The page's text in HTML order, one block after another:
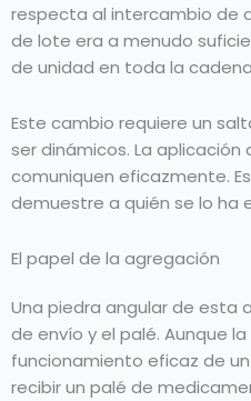
respecta al intercambio de
de lote era a menudo
de unidad en toda la
Este cambio requiere un
ser dinámicos. La
comuniquen eficazmente.
demuestre a quién se lo ha
El papel de la agregación
Una piedra angular de esta
de envío y el palé. Aunque
funcionamiento eficaz de
recibir un palé de